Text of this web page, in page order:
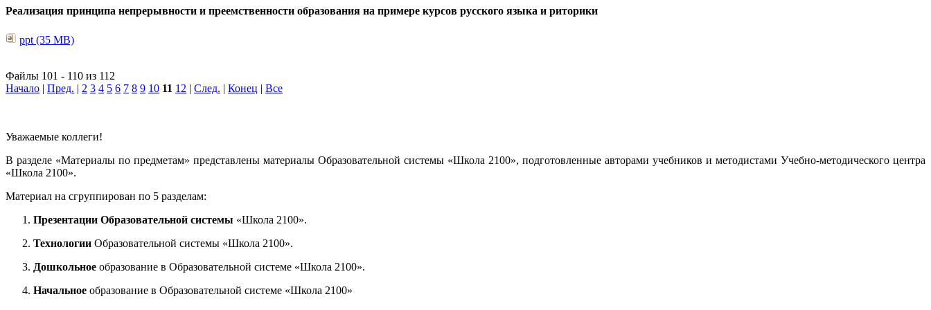
Реализация принципа непрерывности и преемственности образования на примере курсов русского языка и риторики
ppt (35 MB)
Файлы 101 - 110 из 112
Начало | Пред. | 2 3 4 5 6 7 8 9 10 11 12 | След. | Конец | Все
Уважаемые коллеги!
В разделе «Материалы по предметам» представлены материалы Образовательной системы «Школа 2100», подготовленные авторами учебников и методистами Учебно-методического центра
«Школа 2100».
Материал на сгруппирован по 5 разделам:
Презентации Образовательной системы «Школа 2100».
Технологии Образовательной системы «Школа 2100».
Дошкольное образование в Образовательной системе «Школа 2100».
Начальное образование в Образовательной системе «Школа 2100»